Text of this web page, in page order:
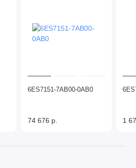
6ES7151-7AB00-0AB0
74 676 р. 1